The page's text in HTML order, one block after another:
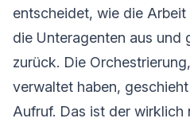
entscheidet, wie die
die Unteragenten aus und
zurück. Die
verwaltet haben,
Aufruf. Das ist der wirklich